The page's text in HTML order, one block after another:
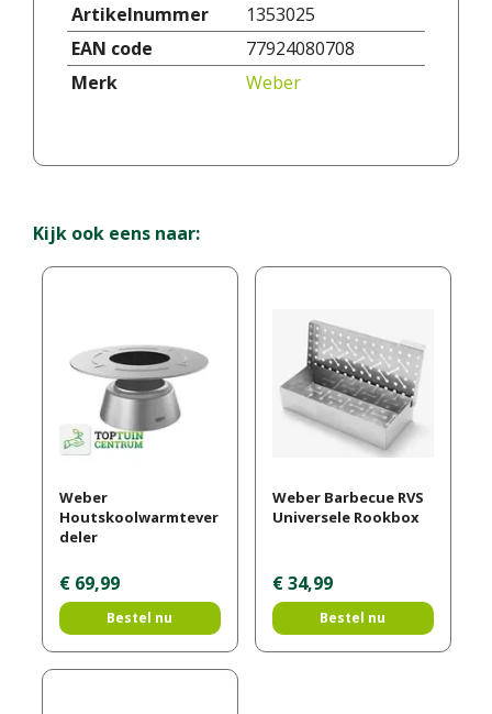
Artikelnummer
1353025
EAN code
77924080708
Merk
Weber
Kijk ook eens naar:
Weber
Houtskoolwarmtever
deler
€ 69,99
Bestel nu
Weber Barbecue RVS
Universele Rookbox
€ 34,99
Bestel nu